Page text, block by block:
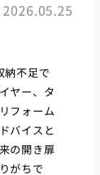
2026.05.25
納不足で
ヤー、タ
フォーム
バイスと
の開き扉
がちで